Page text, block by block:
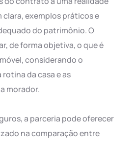
clara, exemplos práticos e
do patrimônio. O
de forma objetiva, o que é
considerando o
da casa e as
morador.
a parceria pode oferecer
na comparação entre